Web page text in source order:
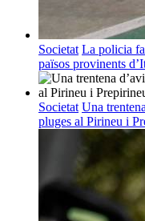
Societat La policia fa
països provinents
Societat Una
pluges al Pirineu i